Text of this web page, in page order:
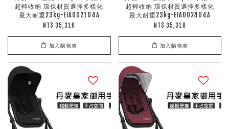
超輕收納 環保材質選擇多樣化
最大耐重23kg-EIA002104A
NT$ 35,310
加入購物車
超輕收納 環保材質選擇多樣化
最大耐重23kg-EIA002404A
NT$ 35,310
加入購物車